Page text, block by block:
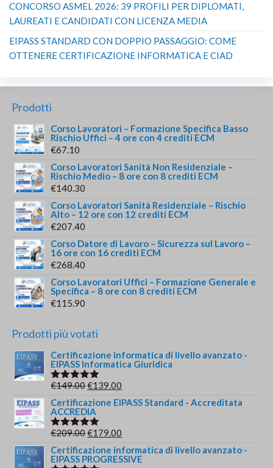
CONCORSO ASMEL 2026: 39 PROFILI PER DIPLOMATI,
LAUREATI E CANDIDATI CON LICENZA MEDIA
EIPASS STANDARD CON DOPPIO PASSAGGIO: COME
OTTENERE CERTIFICAZIONE INFORMATICA E CIAD
Prodotti
Corso Lavoratori – Formazione Specifica Basso
Rischio Uffici – 4 ore con 4 crediti ECM
€67.10
Corso Lavoratori Sanità Non Residenziale –
Rischio Medio – 8 ore con 8 crediti ECM
€140.30
Corso Lavoratori Sanità Residenziale – Rischio
Alto – 12 ore con 12 crediti ECM
€207.40
Corso Datore di Lavoro – Sicurezza sul Lavoro –
16 ore con 16 crediti ECM
€268.40
Corso Lavoratori Uffici – Formazione Generale e
Specifica – 8 ore con 8 crediti ECM
€115.90
Prodotti più votati
Certificazione informatica di livello avanzato -
EIPASS Informatica Giuridica
Valutato
€149.00Il
prezzo
originale
era:
€139.00
prezzo
Certificazione EIPASS Standard - Accreditata
ACCREDIA
Valutato
€209.00Il
prezzo
originale
€179.00
prezzo
attuale
Certificazione informatica di livello avanzato -
EIPASS PROGRESSIVE